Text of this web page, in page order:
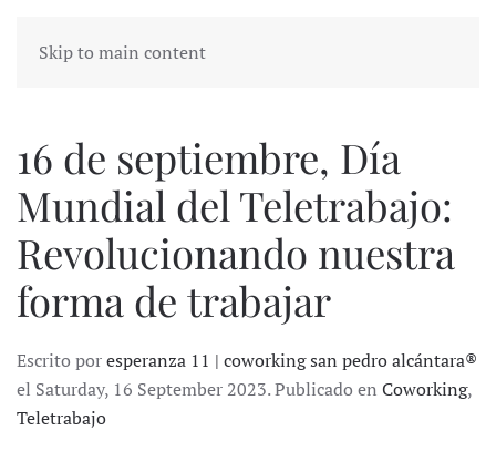
Skip to main content
16 de septiembre, Día
Mundial del Teletrabajo:
Revolucionando nuestra
forma de trabajar
Escrito poresperanza 11 | coworking san pedro alcántara®
el Saturday, 16 September 2023. Publicado en Coworking,
Teletrabajo